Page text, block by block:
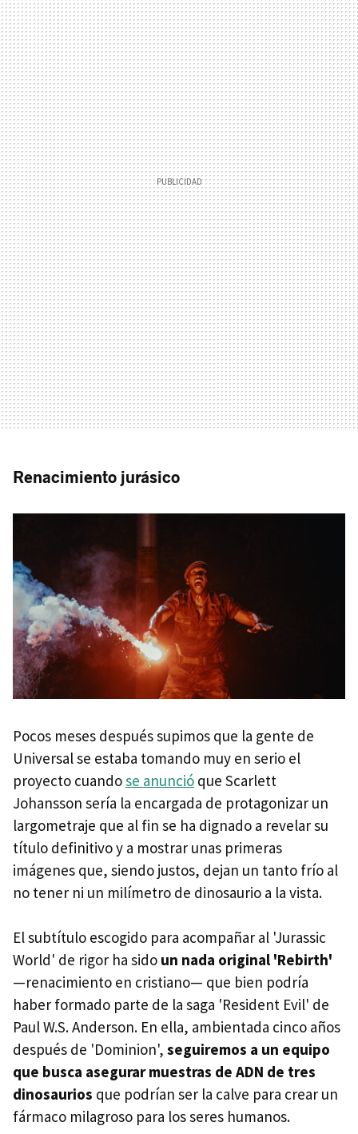
Renacimiento jurásico
Pocos meses después supimos que la gente de
Universal se estaba tomando muy en serio el
proyecto cuandose anunció que Scarlett
Johansson sería la encargada de protagonizar un
largometraje que al fin se ha dignado a revelar su
título definitivo y a mostrar unas primeras
imágenes que, siendo justos, dejan un tanto frío al
no tener ni un milímetro de dinosaurio a la vista.
El subtítulo escogido para acompañar al 'Jurassic
World' de rigor ha sido un nada original 'Rebirth'
—renacimiento en cristiano— que bien podría
haber formado parte de la saga 'Resident Evil' de
Paul W.S. Anderson. En ella, ambientada cinco años
después de 'Dominion', seguiremos a un equipo
que busca asegurar muestras de ADN de tres
dinosaurios que podrían ser la calve para crear un
fármaco milagroso para los seres humanos.